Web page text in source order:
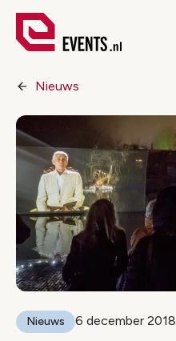
Nieuws
Nieuws 6 december 2018